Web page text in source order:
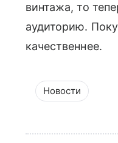
винтажа, то
аудиторию.
качественнее.
Новости